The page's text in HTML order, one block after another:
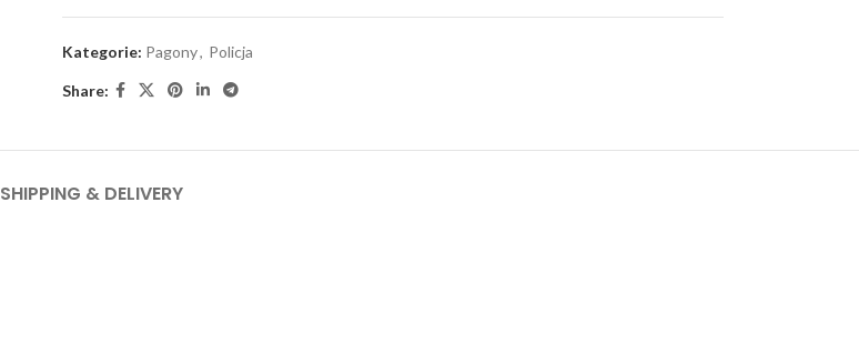
Kategorie: Pagony, Policja
Share:
SHIPPING & DELIVERY